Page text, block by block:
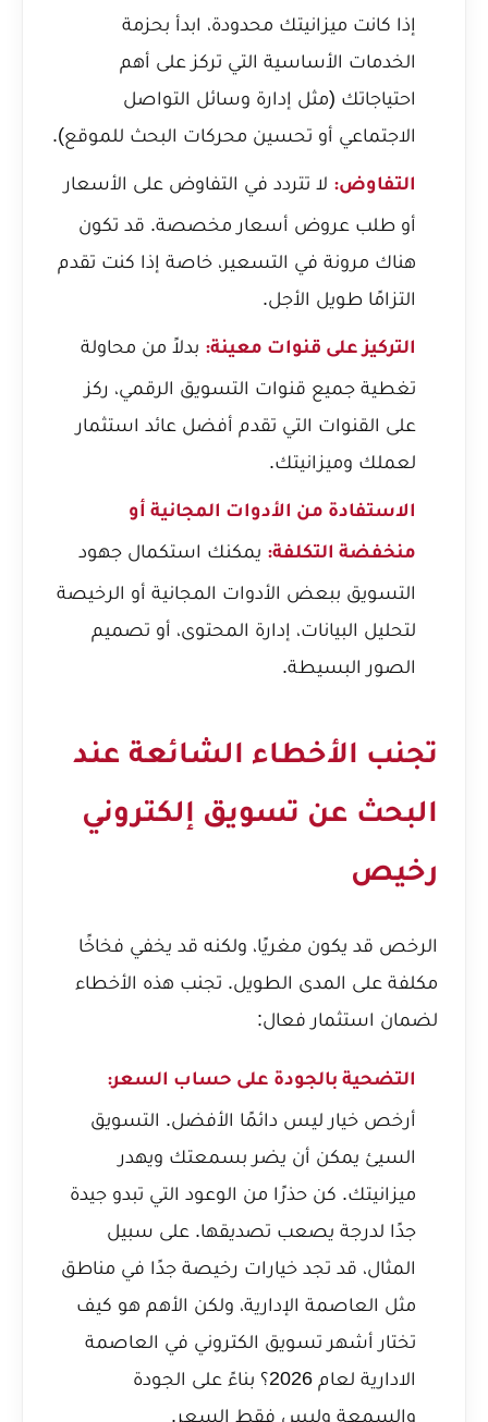
إذا كانت ميزانيتك محدودة، ابدأ بحزمة
الخدمات الأساسية التي تركز على أهم
احتياجاتك (مثل إدارة وسائل التواصل
الاجتماعي أو تحسين محركات البحث للموقع).
التفاوض: لا تتردد في التفاوض على الأسعار
أو طلب عروض أسعار مخصصة. قد تكون
هناك مرونة في التسعير، خاصة إذا كنت تقدم
التزامًا طويل الأجل.
التركيز على قنوات معينة: بدلاً من محاولة
تغطية جميع قنوات التسويق الرقمي، ركز
على القنوات التي تقدم أفضل عائد استثمار
لعملك وميزانيتك.
الاستفادة من الأدوات المجانية أو
منخفضة التكلفة: يمكنك استكمال جهود
التسويق ببعض الأدوات المجانية أو الرخيصة
لتحليل البيانات، إدارة المحتوى، أو تصميم
الصور البسيطة.
تجنب الأخطاء الشائعة عند
البحث عن تسويق إلكتروني
رخيص
الرخص قد يكون مغريًا، ولكنه قد يخفي فخاخًا
مكلفة على المدى الطويل. تجنب هذه الأخطاء
لضمان استثمار فعال:
التضحية بالجودة على حساب السعر:
أرخص خيار ليس دائمًا الأفضل. التسويق
السيئ يمكن أن يضر بسمعتك ويهدر
ميزانيتك. كن حذرًا من الوعود التي تبدو جيدة
جدًا لدرجة يصعب تصديقها. على سبيل
المثال، قد تجد خيارات رخيصة جدًا في مناطق
مثل العاصمة الإدارية، ولكن الأهم هو كيف
تختار أشهر تسويق الكتروني في العاصمة
الادارية لعام 2026؟
بناءً على الجودة
والسمعة وليس فقط السعر.